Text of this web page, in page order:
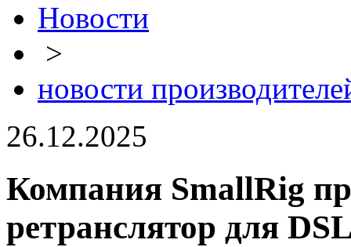
Новости
>
новости
26.12.2025
Компания SmallRig
ретранслятор для